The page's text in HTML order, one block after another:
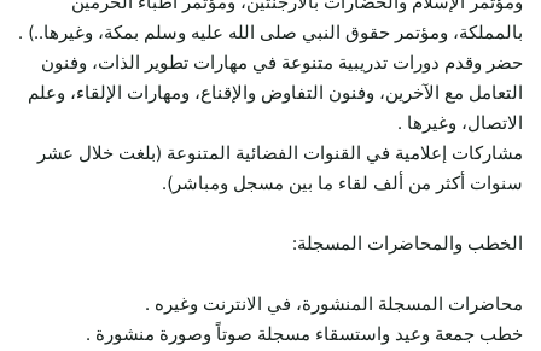
بالمملكة، ومؤتمر حقوق النبي صلى الله عليه وسلم بمكة، وغيرها..) .
حضر وقدم دورات تدريبية متنوعة في مهارات تطوير الذات، وفنون
التعامل مع الآخرين، وفنون التفاوض والإقناع، ومهارات الإلقاء، وعلم
الاتصال، وغيرها .
مشاركات إعلامية في القنوات الفضائية المتنوعة (بلغت خلال عشر
سنوات أكثر من ألف لقاء ما بين مسجل ومباشر).
الخطب والمحاضرات المسجلة:
محاضرات المسجلة المنشورة، في الانترنت وغيره .
خطب جمعة وعيد واستسقاء مسجلة صوتاً وصورة منشورة .